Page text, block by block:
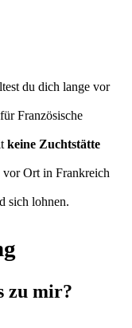
du dich lange vor
Französische
keine Zuchtstätte
Ort in Frankreich
sich lohnen.
zu mir?